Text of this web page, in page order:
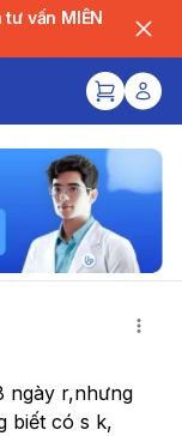
ngày r,nhưng
biết có s k,